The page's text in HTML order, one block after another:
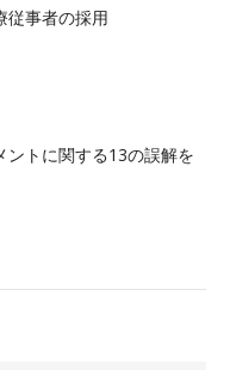
従事者の採用
ントに関する13の誤解を